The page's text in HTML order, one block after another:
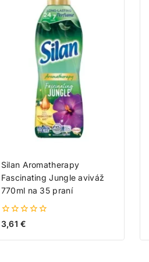
Silan Aromatherapy
Fascinating Jungle aviváž
770ml na 35 praní
0
z
5
3,61€